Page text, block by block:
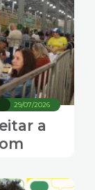
29/07/2026
a